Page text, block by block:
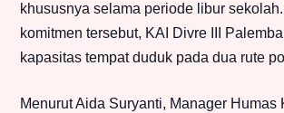
khususnya selama periode libur
komitmen tersebut, KAI Divre III
kapasitas tempat duduk pada dua rute
Menurut Aida Suryanti, Manager Humas